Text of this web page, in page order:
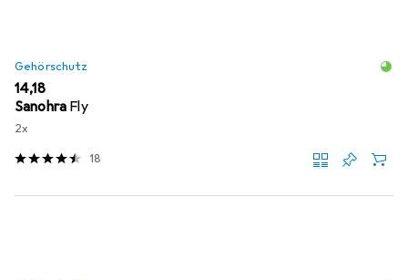
Gehörschutz
EUR
14,18
Sanohra Fly
2x
18